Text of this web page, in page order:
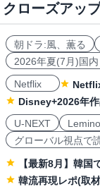
クローズアッ
朝ドラ:風、薫る
2026年夏(7月)国
Netflix
Disney+2026年
U-NEXT
グローバル視点で
【最新8月】韓国
韓流再現レポ(取